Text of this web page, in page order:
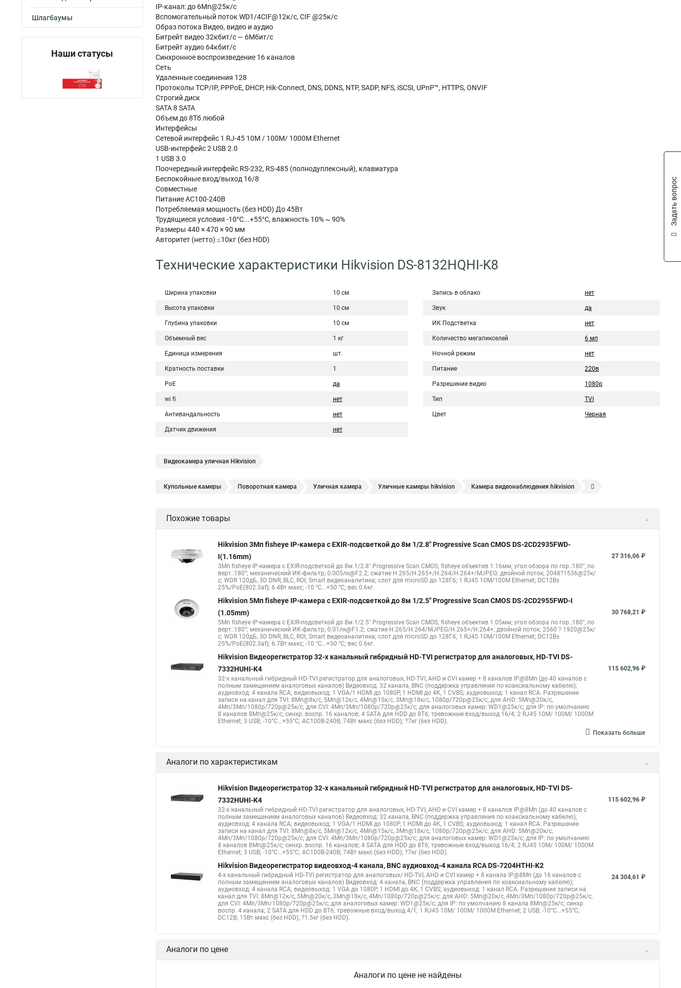
Шлагбаумы
Наши статусы
IP-канал: до 6Mп@25к/с
Вспомогательный поток WD1/4CIF@12к/с, CIF @25к/с
Образ потока Видео, видео и аудио
Битрейт видео 32кбит/с — 6Мбит/с
Битрейт аудио 64кбит/с
Синхронное воспроизведение 16 каналов
Сеть
Удаленные соединения 128
Протоколы TCP/IP, PPPoE, DHCP, Hik-Connect, DNS, DDNS, NTP, SADP, NFS, iSCSI, UPnP™, HTTPS, ONVIF
Строгий диск
SATA 8 SATA
Объем до 8Тб любой
Интерфейсы
Сетевой интерфейс 1 RJ-45 10M / 100M/ 1000M Ethernet
USB-интерфейс 2 USB 2.0
1 USB 3.0
Поочередный интерфейс RS-232, RS-485 (полнодуплексный), клавиатура
Беспокойные вход/выход 16/8
Совместные
Питание AC100-240В
Потребляемая мощность (без HDD) До 45Вт
Трудящиеся условия -10°C...+55°C, влажность 10% ~ 90%
Размеры 440 × 470 × 90 мм
Авторитет (нетто) ≤10кг (без HDD)
Технические характеристики Hikvision DS-8132HQHI-K8
Ширина упаковки 10 см
Высота упаковки 10 см
Глубина упаковки 10 см
Объемный вес 1 кг
Единица измерения шт.
Кратность поставки 1
PoE да
wi fi нет
Антивандальность нет
Датчик движения нет
Запись в облако нет
Звук да
ИК Подстветка нет
Количество мегапикселей 6 мп
Ночной режим нет
Питание 220в
Разрешение видео 1080p
Тип TVI
Цвет Черная
Видеокамера уличная Hikvision
Купольные камеры Поворотная камера Уличная камера Уличные камеры hikvision Камера видеонаблюдения hikvision
Hikvision уличная Poe камера
Камера hikvision ds Видеокамеры hikvision ds Видеокамера hikvision hiwatch
Камера Hikvision ds 2cd2442fwd Hikvision камера ds 2cd2023g0 i Купольная камера Уличная камера Hikvision ip camera
Hikvision поворотная камера Hikvision купольная Нikvision микрофон
Похожие товары
Hikvision 3Мп fisheye IP-камера c EXIR-подсветкой до 8м 1/2.8" Progressive Scan CMOS DS-2CD2935FWD-
I(1.16mm)
3Мп fisheye IP-камера c EXIR-подсветкой до 8м 1/2.8" Progressive Scan CMOS; fisheye объектив 1.16мм; угол обзора по гор.:180°, по
верт.:180°; механический ИК-фильтр; 0.005лк@F2.2; сжатие H.265/H.265+/H.264/H.264+/MJPEG; двойной поток; 2048?1536@25к/
с; WDR 120дБ, 3D DNR, BLC, ROI; Smart видеоаналитика; слот для microSD до 128Гб; 1 RJ45 10M/100M Ethernet; DC12В±
25%/PoE(802.3af); 6.4Вт макс; -10 °C...+50 °C; вес 0.6кг.
27 316,06 ₽
Hikvision 5Мп fisheye IP-камера c EXIR-подсветкой до 8м 1/2.5" Progressive Scan CMOS DS-2CD2955FWD-I
(1.05mm)
5Мп fisheye IP-камера c EXIR-подсветкой до 8м 1/2.5" Progressive Scan CMOS; fisheye объектив 1.05мм; угол обзора по гор.:180°, по
верт.:180°; механический ИК-фильтр; 0.01лк@F1.2; сжатие H.265/H.264/MJPEG/H.265+/H.264+; двойной поток; 2560 ? 1920@25к/
с; WDR 120дБ, 3D DNR, BLC, ROI; Smart видеоаналитика; слот для microSD до 128Гб; 1 RJ45 10M/100M Ethernet; DC12В±
25%/PoE(802.3af); 6.7Вт макс; -10 °C...+50 °C; вес 0.6кг.
30 768,21 ₽
Hikvision Видеорегистратор 32-х канальный гибридный HD-TVI регистратор для аналоговых, HD-TVI DS-
7332HUHI-K4
32-х канальный гибридный HD-TVI регистратор для аналоговых, HD-TVI, AHD и CVI камер + 8 каналов IP@8Мп (до 40 каналов с
полным замещением аналоговых каналов) Видеовход: 32 канала, BNC (поддержка управления по коаксиальному кабелю);
аудиовход: 4 канала RCA; видеовыход: 1 VGA/1 HDMI до 1080Р, 1 HDMI до 4К, 1 CVBS; аудиовыход: 1 канал RCA. Разрешение
записи на канал для TVI: 8Мп@8к/с, 5Мп@12к/с, 4Мп@15к/с, 3Мп@18к/с, 1080p/720p@25к/с; для AHD: 5Мп@20к/с,
4Мп/3Мп/1080p/720p@25к/с; для CVI: 4Мп/3Мп/1080p/720p@25к/с; для аналоговых камер: WD1@25к/с; для IP: по умолчанию
8 каналов 8Мп@25к/с; синхр. воспр. 16 каналов; 4 SATA для HDD до 8Тб; тревожные вход/выход 16/4; 2 RJ45 10M/ 100M/ 1000М
Ethernet; 3 USB; -10°C...+55°C; АC100В-240В; 74Вт макс (без HDD); ?7кг (без HDD).
115 602,96 ₽
Показать больше
Аналоги по характеристикам
Hikvision Видеорегистратор 32-х канальный гибридный HD-TVI регистратор для аналоговых, HD-TVI DS-
7332HUHI-K4
32-х канальный гибридный HD-TVI регистратор для аналоговых, HD-TVI, AHD и CVI камер + 8 каналов IP@8Мп (до 40 каналов с
полным замещением аналоговых каналов) Видеовход: 32 канала, BNC (поддержка управления по коаксиальному кабелю);
аудиовход: 4 канала RCA; видеовыход: 1 VGA/1 HDMI до 1080Р, 1 HDMI до 4К, 1 CVBS; аудиовыход: 1 канал RCA. Разрешение
записи на канал для TVI: 8Мп@8к/с, 5Мп@12к/с, 4Мп@15к/с, 3Мп@18к/с, 1080p/720p@25к/с; для AHD: 5Мп@20к/с,
4Мп/3Мп/1080p/720p@25к/с; для CVI: 4Мп/3Мп/1080p/720p@25к/с; для аналоговых камер: WD1@25к/с; для IP: по умолчанию
8 каналов 8Мп@25к/с; синхр. воспр. 16 каналов; 4 SATA для HDD до 8Тб; тревожные вход/выход 16/4; 2 RJ45 10M/ 100M/ 1000М
Ethernet; 3 USB; -10°C...+55°C; АC100В-240В; 74Вт макс (без HDD); ?7кг (без HDD).
115 602,96 ₽
Hikvision Видеорегистратор видеовход-4 канала, BNC аудиовход-4 канала RCA DS-7204HTHI-K2
4-х канальный гибридный HD-TVI регистратор для аналоговых/ HD-TVI, AHD и CVI камер + 8 канала IP@8Мп (до 16 каналов с
полным замещением аналоговых каналов) Видеовход: 4 канала, BNC (поддержка управления по коаксиальному кабелю);
аудиовход: 4 канала RCA; видеовыход: 1 VGA до 1080Р, 1 HDMI до 4К, 1 CVBS; аудиовыход: 1 канал RCA. Разрешение записи на
канал для TVI: 8Мп@12к/с, 5Мп@20к/с, 3Мп@18к/с, 4Мп/1080p/720p@25к/с; для AHD: 5Мп@20к/с, 4Мп/3Мп/1080p/720p@25к/с;
для CVI: 4Мп/3Мп/1080p/720p@25к/с; для аналоговых камер: WD1@25к/с; для IP: по умолчанию 8 канала 8Мп@25к/с; синхр.
воспр. 4 канала; 2 SATA для HDD до 8Тб; тревожные вход/выход 4/1; 1 RJ45 10M/ 100M/ 1000М Ethernet; 2 USB; -10°C...+55°C;
DC12В; 15Вт макс (без HDD); ?1.5кг (без HDD).
24 304,61 ₽
Аналоги по цене
Аналоги по цене не найдены
Задать вопрос